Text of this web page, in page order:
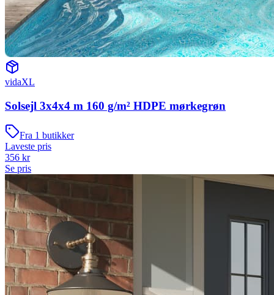
vidaXL
Solsejl 3x4x4 m 160 g/m² HDPE mørkegrøn
Fra 1 butikker
Laveste pris
356 kr
Se pris